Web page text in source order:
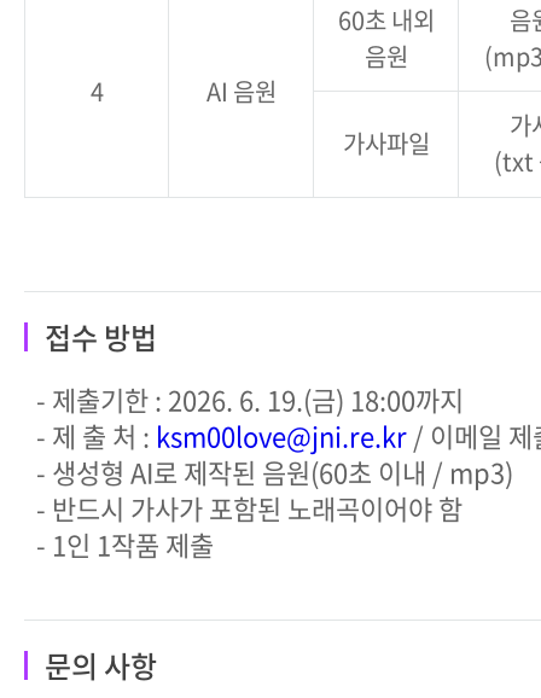
4 AI 음원
60초 내외
음원
음
가사파일
가
(txt
접수 방법
- 제출기한 : 2026. 6. 19.(금) 18:00까지
- 제 출 처 : ksm00love@jni.re.kr/ 이메일 제
- 생성형 AI로 제작된 음원(60초 이내 / mp3)
- 반드시 가사가 포함된 노래곡이어야 함
- 1인 1작품 제출
문의 사항